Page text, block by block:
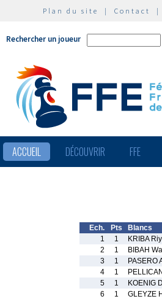
Plan du site | Contact |
Rechercher un joueur
ACCUEIL DÉCOUVRIR FFE
Ech. Pts
Blancs
1
1
KRIBA
2
1
BIBAH
3
1
PASERO
4
1
5
1
KOENIG
6
1
GLEYZE